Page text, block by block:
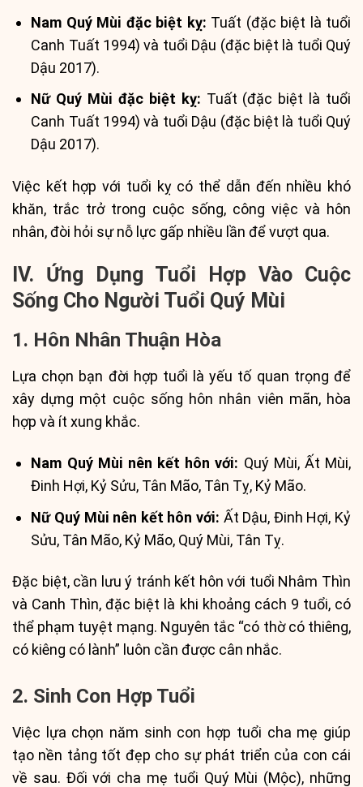
Nam Quý Mùi đặc biệt kỵ: Tuất (đặc biệt là tuổi
Canh Tuất 1994) và tuổi Dậu (đặc biệt là tuổi Quý
Dậu 2017).
Nữ Quý Mùi đặc biệt kỵ: Tuất (đặc biệt là tuổi
Canh Tuất 1994) và tuổi Dậu (đặc biệt là tuổi Quý
Dậu 2017).
Việc kết hợp với tuổi kỵ có thể dẫn đến nhiều khó
khăn, trắc trở trong cuộc sống, công việc và hôn
nhân, đòi hỏi sự nỗ lực gấp nhiều lần để vượt qua.
IV. Ứng Dụng Tuổi Hợp Vào Cuộc
Sống Cho Người Tuổi Quý Mùi
1. Hôn Nhân Thuận Hòa
Lựa chọn bạn đời hợp tuổi là yếu tố quan trọng để
xây dựng một cuộc sống hôn nhân viên mãn, hòa
hợp và ít xung khắc.
Nam Quý Mùi nên kết hôn với: Quý Mùi, Ất Mùi,
Đinh Hợi, Kỷ Sửu, Tân Mão, Tân Tỵ, Kỷ Mão.
Nữ Quý Mùi nên kết hôn với: Ất Dậu, Đinh Hợi, Kỷ
Sửu, Tân Mão, Kỷ Mão, Quý Mùi, Tân Tỵ.
Đặc biệt, cần lưu ý tránh kết hôn với tuổi Nhâm Thìn
và Canh Thìn, đặc biệt là khi khoảng cách 9 tuổi, có
thể phạm tuyệt mạng. Nguyên tắc “có thờ có thiêng,
có kiêng có lành” luôn cần được cân nhắc.
2. Sinh Con Hợp Tuổi
Việc lựa chọn năm sinh con hợp tuổi cha mẹ giúp
tạo nền tảng tốt đẹp cho sự phát triển của con cái
về sau. Đối với cha mẹ tuổi Quý Mùi (Mộc), những